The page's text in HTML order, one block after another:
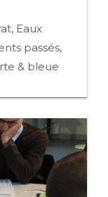
, Eaux
passés,
& bleue